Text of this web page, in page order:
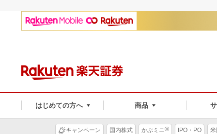
はじめての方へ 商品
キャンペーン 国内株式 かぶミニ® IPO・PO